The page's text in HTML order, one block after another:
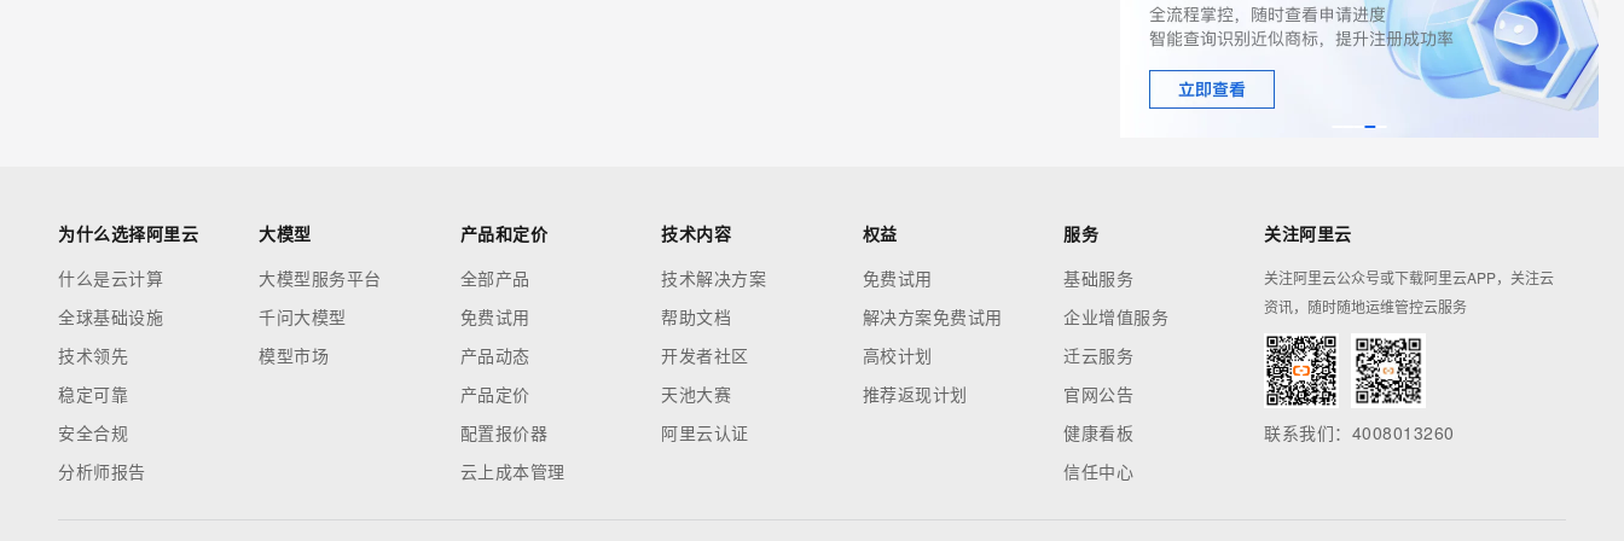
为什么选择阿里云
什么是云计算
全球基础设施
技术领先
稳定可靠
安全合规
分析师报告
大模型
大模型服务平台
千问大模型
模型市场
产品和定价
全部产品
免费试用
产品动态
产品定价
配置报价器
云上成本管理
技术内容
技术解决方案
帮助文档
开发者社区
天池大赛
阿里云认证
权益
免费试用
解决方案免费试用
高校计划
推荐返现计划
服务
基础服务
企业增值服务
迁云服务
官网公告
健康看板
信任中心
关注阿里云
关注阿里云公众号或下载阿里云APP，关注云
资讯，随时随地运维管控云服务
联系我们：4008013260